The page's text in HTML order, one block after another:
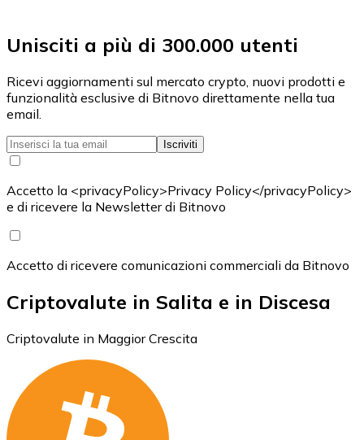
Unisciti a più di 300.000 utenti
Ricevi aggiornamenti sul mercato crypto, nuovi prodotti e
funzionalità esclusive di Bitnovo direttamente nella tua
email.
Iscriviti
Accetto la <privacyPolicy>Privacy Policy</privacyPolicy>
e di ricevere la Newsletter di Bitnovo
Accetto di ricevere comunicazioni commerciali da Bitnovo
Criptovalute in Salita e in Discesa
Criptovalute in Maggior Crescita